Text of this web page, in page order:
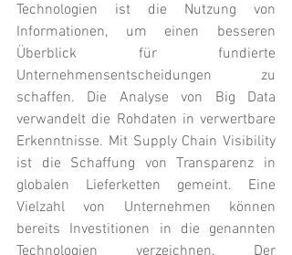
Technologien ist die Nutzung von
Informationen, um einen besseren
Überblick für fundierte
Unternehmensentscheidungen zu
schaffen. Die Analyse von Big Data
verwandelt die Rohdaten in verwertbare
Erkenntnisse. Mit Supply Chain Visibility
ist die Schaffung von Transparenz in
globalen Lieferketten gemeint. Eine
Vielzahl von Unternehmen können
bereits Investitionen in die genannten